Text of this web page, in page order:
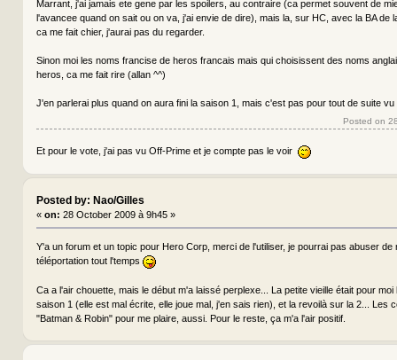
Marrant, j'ai jamais ete gene par les spoilers, au contraire (ca permet souvent de
l'avancee quand on sait ou on va, j'ai envie de dire), mais la, sur HC, avec la BA de
ca me fait chier, j'aurai pas du regarder.
Sinon moi les noms francise de heros francais mais qui choisissent des noms
heros, ca me fait rire (allan ^^)
J'en parlerai plus quand on aura fini la saison 1, mais c'est pas pour tout de suite
Posted on
Et pour le vote, j'ai pas vu Off-Prime et je compte pas le voir
Posted by: Nao/Gilles
« on: 28 October 2009 à 9h45 »
Y'a un forum et un topic pour Hero Corp, merci de l'utiliser, je pourrai pas abuser de
téléportation tout l'temps
Ca a l'air chouette, mais le début m'a laissé perplexe... La petite vieille était pour
saison 1 (elle est mal écrite, elle joue mal, j'en sais rien), et la revoilà sur la 2... Les
"Batman & Robin" pour me plaire, aussi. Pour le reste, ça m'a l'air positif.